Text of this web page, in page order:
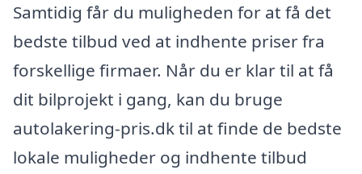
Samtidig får du muligheden for at få det
bedste tilbud ved at indhente priser fra
forskellige firmaer. Når du er klar til at få
dit bilprojekt i gang, kan du bruge
autolakering-pris.dk til at finde de bedste
lokale muligheder og indhente tilbud